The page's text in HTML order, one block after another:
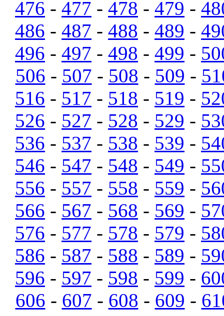
476 - 477 - 478 - 479 -
486 - 487 - 488 - 489 -
496 - 497 - 498 - 499 -
506 - 507 - 508 - 509 -
516 - 517 - 518 - 519 -
526 - 527 - 528 - 529 -
536 - 537 - 538 - 539 -
546 - 547 - 548 - 549 -
556 - 557 - 558 - 559 -
566 - 567 - 568 - 569 -
576 - 577 - 578 - 579 -
586 - 587 - 588 - 589 -
596 - 597 - 598 - 599 -
606 - 607 - 608 - 609 -